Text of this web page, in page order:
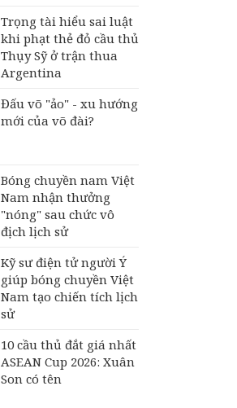
Trọng tài hiểu sai luật
khi phạt thẻ đỏ cầu thủ
Thụy Sỹ ở trận thua
Argentina
Đấu võ "ảo" - xu hướng
mới của võ đài?
Bóng chuyền nam Việt
Nam nhận thưởng
"nóng" sau chức vô
địch lịch sử
Kỹ sư điện tử người Ý
giúp bóng chuyền Việt
Nam tạo chiến tích lịch
sử
10 cầu thủ đắt giá nhất
ASEAN Cup 2026: Xuân
Son có tên